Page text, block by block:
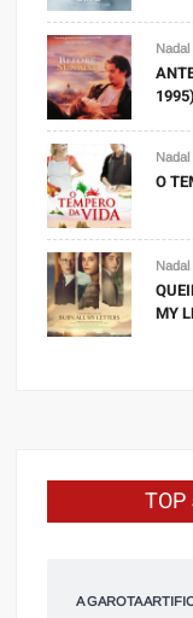
Nadal
1995)
Nadal
O
Nadal
MY
A GAROTA